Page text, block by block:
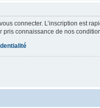
connecter. L’inscription est
pris connaissance de nos